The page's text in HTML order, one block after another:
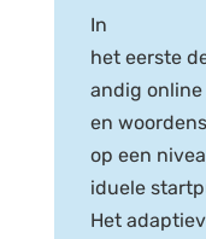
In
het eerste
andig
en
op een
iduele
Het